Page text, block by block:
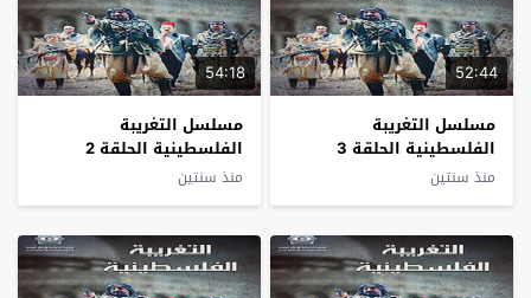
52:44
مسلسل التغريبة
الفلسطينية الحلقة 3
منذ سنتين
54:18
مسلسل التغريبة
الفلسطينية الحلقة 2
منذ سنتين